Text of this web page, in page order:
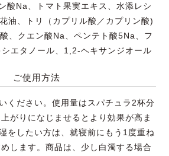
酸Na、トマト果実エキス、水添レシ
油、トリ（カプリル酸／カプリン酸)
、クエン酸Na、ペンテト酸5Na、フ
シエタノール、1,2-ヘキサンジオール
ご使用方法
ください。使用量はスパチュラ2杯分
がりになじませるとより効果が高ま
をしたい方は、就寝前にもう1度重ね
します。商品は、少し白濁する場合